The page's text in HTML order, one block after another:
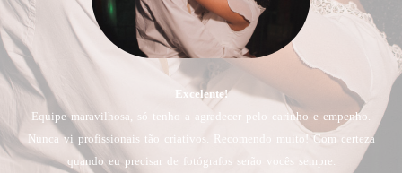
Excelente!
Equipe maravilhosa, só tenho a agradecer pelo carinho e empenho.
Nunca vi profissionais tão criativos. Recomendo muito! Com certeza
quando eu precisar de fotógrafos serão vocês sempre.